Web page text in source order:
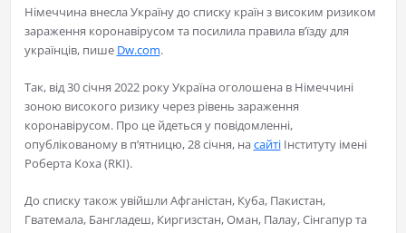
Німеччина внесла Україну до списку країн з високим ризиком
зараження коронавірусом та посилила правила в’їзду для
українців, пише Dw.com.
Так, від 30 січня 2022 року Україна оголошена в Німеччині
зоною високого ризику через рівень зараження
коронавірусом. Про це йдеться у повідомленні,
опублікованому в п’ятницю, 28 січня, насайтіІнституту імені
Роберта Коха (RKI).
До списку також увійшли Афганістан, Куба, Пакистан,
Гватемала, Бангладеш, Киргизстан, Оман, Палау, Сінгапур та